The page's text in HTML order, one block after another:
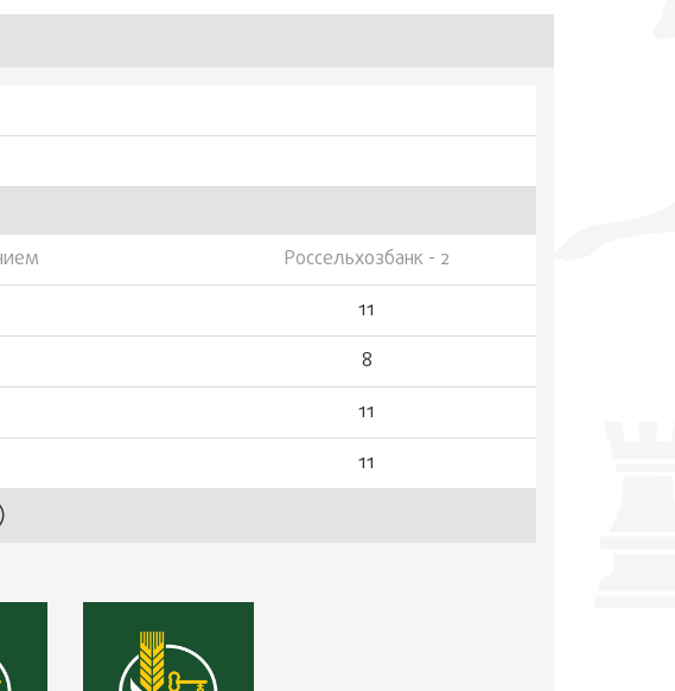
Россельхозбанк - 2
11
8
11
11